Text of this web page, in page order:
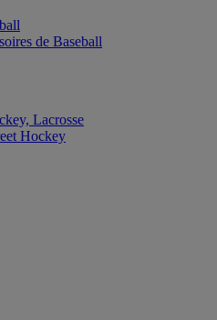
de Baseball
Lacrosse
Hockey